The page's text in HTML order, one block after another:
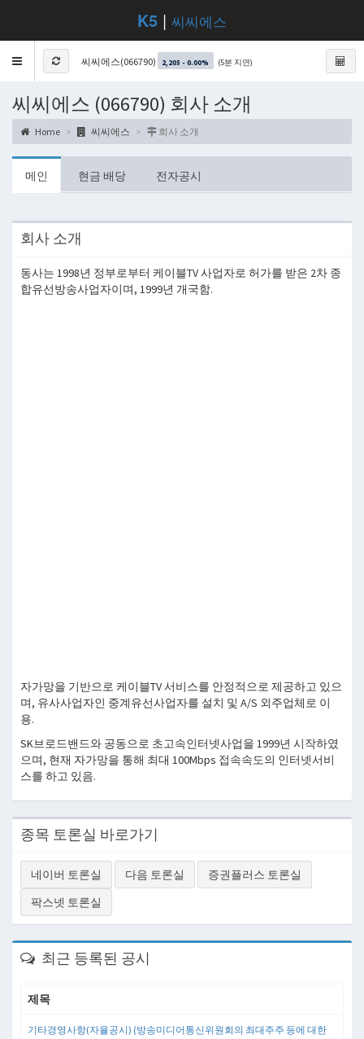
K5 | 씨씨에스
Toggle
navigation
씨씨에스(066790) 2,205 - 0.00% (5분 지연)
씨씨에스 (066790) 회사 소개
Home 씨씨에스 회사 소개
메인 현금 배당 전자공시
회사 소개
동사는 1998년 정부로부터 케이블TV 사업자로 허가를 받은 2차 종
합유선방송사업자이며, 1999년 개국함.
자가망을 기반으로 케이블TV 서비스를 안정적으로 제공하고 있으
며, 유사사업자인 중계유선사업자를 설치 및 A/S 외주업체로 이
용.
SK브로드밴드와 공동으로 초고속인터넷사업을 1999년 시작하였
으며, 현재 자가망을 통해 최대 100Mbps 접속속도의 인터넷서비
스를 하고 있음.
종목 토론실 바로가기
네이버 토론실 다음 토론실
증권플러스 토론실
팍스넷 토론실
최근 등록된 공시
제목
기타경영사항(자율공시) (방송미디어통신위원회의 최대주주 등에 대한